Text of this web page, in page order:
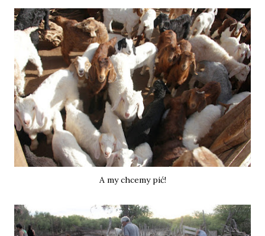
A my chcemy pić!